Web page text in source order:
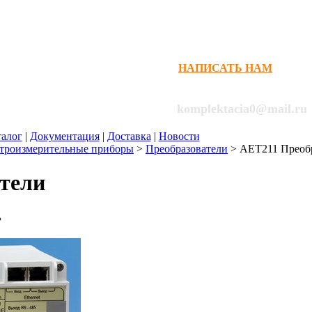
НАПИСАТЬ НАМ
komplektacia0@mail.ru
| Документация | Доставка | Новости
приборы > Преобразователи > AET211